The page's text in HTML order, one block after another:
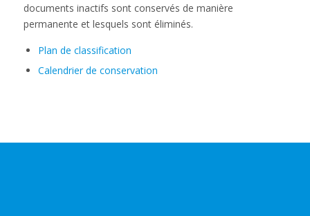
documents inactifs sont conservés de manière
permanente et lesquels sont éliminés.
Plan de classification
Calendrier de conservation